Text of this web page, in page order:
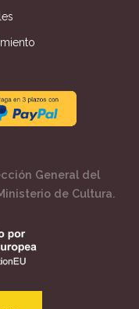
General del
de Cultura.